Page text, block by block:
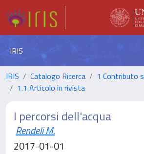
IRIS
IRIS Catalogo Ricerca
1 Contributo
1.1 Articolo in rivista
I percorsi dell'acqua
Rendeli M.
2017-01-01